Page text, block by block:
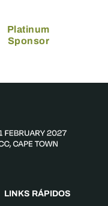
Platinum
Sponsor
LINKS RÁPIDOS